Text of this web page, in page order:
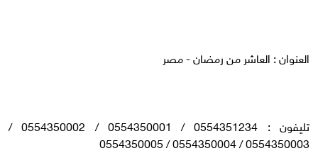
العنوان : العاشر من رمضان - مصر
تليفون : 0554351234 / 0554350001 / 0554350002 /
0554350003 / 0554350004 / 0554350005